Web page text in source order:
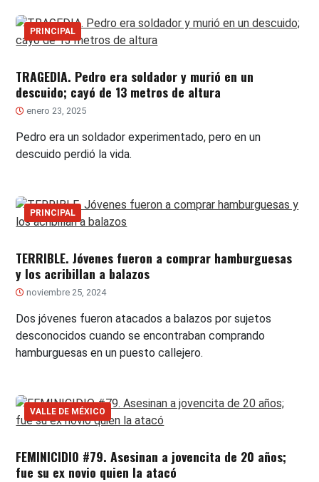
PRINCIPAL
TRAGEDIA. Pedro era soldador y murió en un
descuido; cayó de 13 metros de altura
enero 23, 2025
Pedro era un soldador experimentado, pero en un
descuido perdió la vida.
PRINCIPAL
TERRIBLE. Jóvenes fueron a comprar hamburguesas
y los acribillan a balazos
noviembre 25, 2024
Dos jóvenes fueron atacados a balazos por sujetos
desconocidos cuando se encontraban comprando
hamburguesas en un puesto callejero.
VALLE DE MÉXICO
FEMINICIDIO #79. Asesinan a jovencita de 20 años;
fue su ex novio quien la atacó